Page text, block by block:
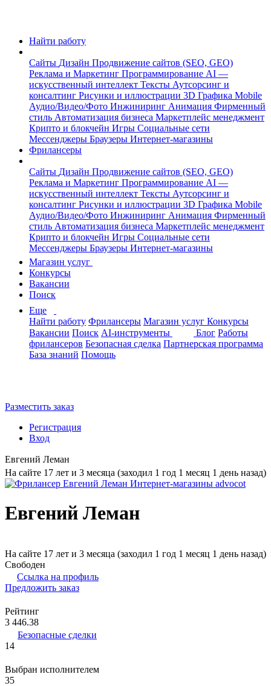
Найти работу
Сайты Дизайн Продвижение сайтов (SEO, GEO)
Реклама и Маркетинг Программирование AI —
искусственный интеллект Тексты Аутсорсинг и
консалтинг Рисунки и иллюстрации 3D Графика Mobile
Аудио/Видео/Фото Инжиниринг Анимация Фирменный
стиль Автоматизация бизнеса Маркетплейс менеджмент
Крипто и блокчейн Игры Социальные сети
Мессенджеры Браузеры Интернет-магазины
Фрилансеры
Сайты Дизайн Продвижение сайтов (SEO, GEO)
Реклама и Маркетинг Программирование AI —
искусственный интеллект Тексты Аутсорсинг и
консалтинг Рисунки и иллюстрации 3D Графика Mobile
Аудио/Видео/Фото Инжиниринг Анимация Фирменный
стиль Автоматизация бизнеса Маркетплейс менеджмент
Крипто и блокчейн Игры Социальные сети
Мессенджеры Браузеры Интернет-магазины
Магазин услуг
Конкурсы
Вакансии
Поиск
Еще
Найти работу Фрилансеры Магазин услуг Конкурсы
Вакансии Поиск AI-инструменты Блог Работы
фрилансеров Безопасная сделка Партнерская программа
База знаний Помощь
Разместить заказ
Регистрация
Вход
Евгений Леман
На сайте 17 лет и 3 месяца (заходил 1 год 1 месяц 1 день назад)
Евгений Леман
На сайте 17 лет и 3 месяца (заходил 1 год 1 месяц 1 день назад)
Свободен
Ссылка на профиль
Предложить заказ
Рейтинг
3 446.38
Безопасные сделки
14
Выбран исполнителем
35